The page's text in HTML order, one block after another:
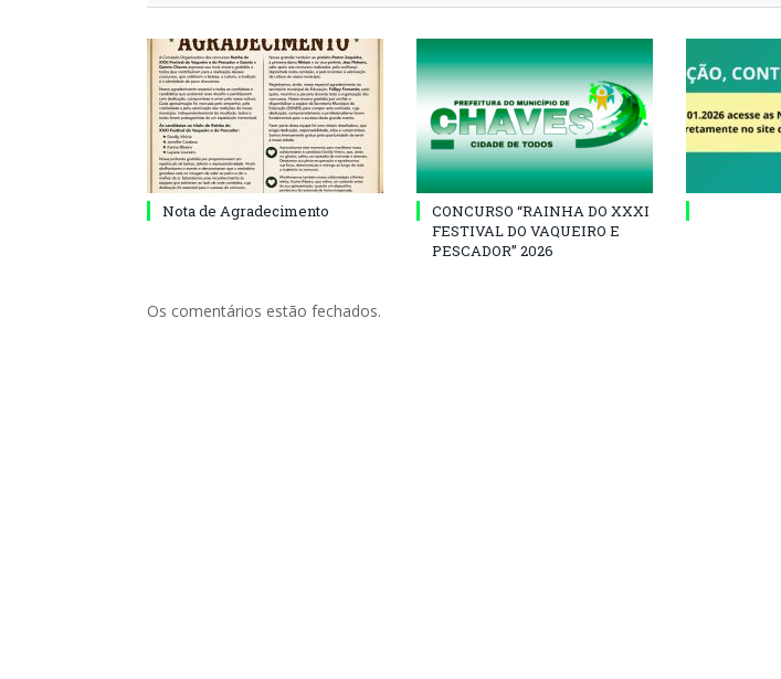
Nota de Agradecimento
CONCURSO “RAINHA DO XXXI
FESTIVAL DO VAQUEIRO E
PESCADOR” 2026
Os comentários estão fechados.